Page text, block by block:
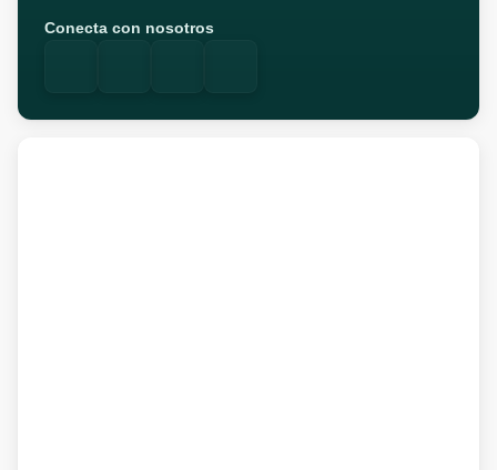
Conecta con nosotros